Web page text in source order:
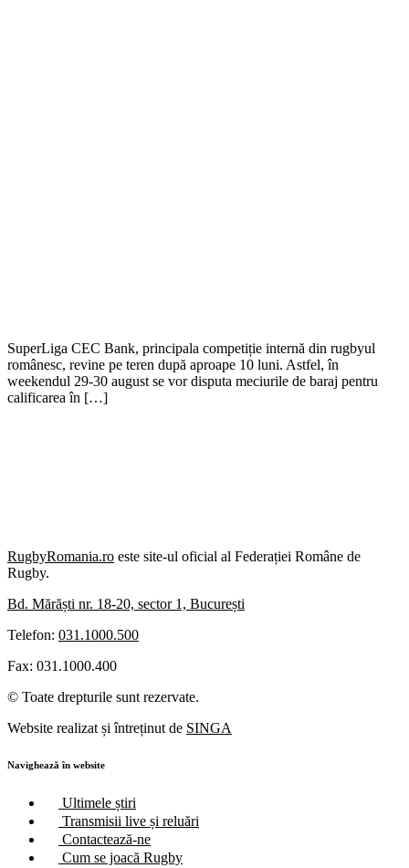
SuperLiga CEC Bank, principala competiție internă din rugbyul
românesc, revine pe teren după aproape 10 luni. Astfel, în
weekendul 29-30 august se vor disputa meciurile de baraj pentru
calificarea în […]
RugbyRomania.ro este site-ul oficial al Federației Române de
Rugby.
Bd. Mărăști nr. 18-20, sector 1, București
Telefon: 031.1000.500
Fax: 031.1000.400
© Toate drepturile sunt rezervate.
Website realizat și întreținut de SINGA
Navighează în website
Ultimele știri
Transmisii live și reluări
Contactează-ne
Cum se joacă Rugby